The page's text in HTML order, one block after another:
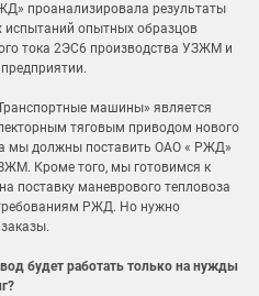
проанализировала результаты
опытных образцов
тока 2ЭС6 производства УЗЖМ и
машины» является
тяговым приводом нового
мы должны поставить ОАО « РЖД»
Кроме того, мы готовимся к
поставку маневрового тепловоза
РЖД. Но нужно
будет работать только на нужды